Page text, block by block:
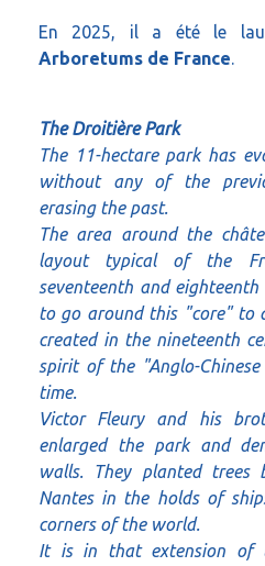
En 2025, il a été le
Arboretums de France.
The Droitière Park
The 11-hectare park has
without any of the
erasing the past.
The area around the
layout typical of the
seventeenth and
to go around this "core" to
created in the nineteenth
spirit of the "Anglo-
time.
Victor Fleury and his
enlarged the park and
walls. They planted
Nantes in the holds of
corners of the world.
It is in that extension of